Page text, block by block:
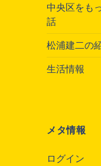
中央区をも
話
松浦建二の
生活情報
メタ情報
ログイン